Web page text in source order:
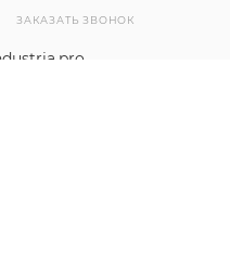
ЗАКАЗАТЬ ЗВОНОК